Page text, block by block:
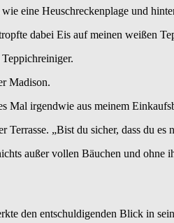
eine Heuschreckenplage und
dabei Eis auf meinen weißen
Madison.
Mal irgendwie aus meinem
„Bist du sicher, dass du es
außer vollen Bäuchen und
den entschuldigenden Blick in